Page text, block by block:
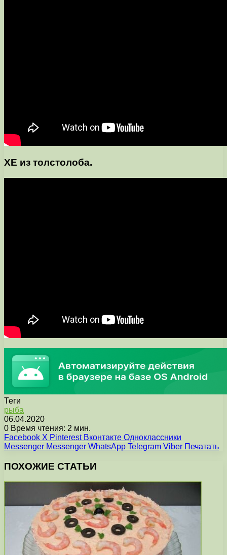
ХЕ из толстолоба.
Теги
рыба
06.04.2020
0 Время чтения: 2 мин.
Facebook X Pinterest Вконтакте Одноклассники
Messenger Messenger WhatsApp Telegram Viber Печатать
ПОХОЖИЕ СТАТЬИ